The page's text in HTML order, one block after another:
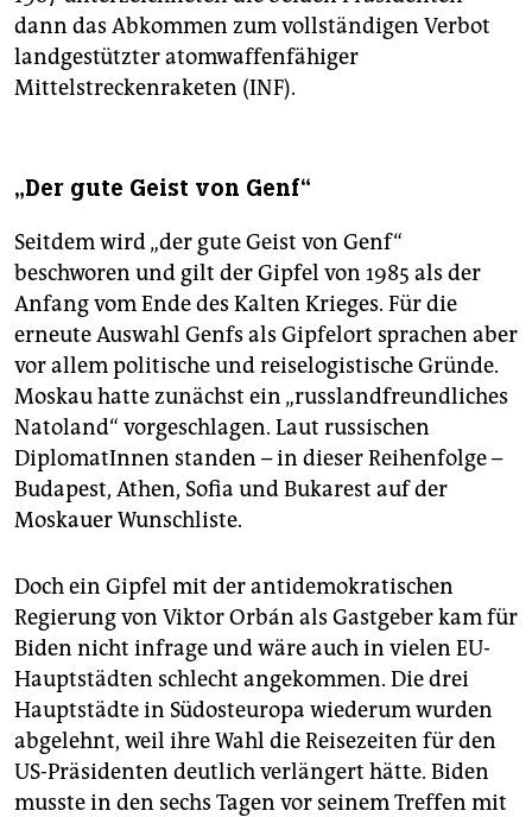
dann das Abkommen zum vollständigen Verbot
landgestützter atomwaffenfähiger
Mittelstreckenraketen (INF).
„Der gute Geist von Genf“
Seitdem wird „der gute Geist von Genf“
beschworen und gilt der Gipfel von 1985 als der
Anfang vom Ende des Kalten Krieges. Für die
erneute Auswahl Genfs als Gipfelort sprachen aber
vor allem politische und reiselogistische Gründe.
Moskau hatte zunächst ein „russlandfreundliches
Natoland“ vorgeschlagen. Laut russischen
DiplomatInnen standen – in dieser Reihenfolge –
Budapest, Athen, Sofia und Bukarest auf der
Moskauer Wunschliste.
Doch ein Gipfel mit der antidemokratischen
Regierung von Viktor Orbán als Gastgeber kam für
Biden nicht infrage und wäre auch in vielen EU-
Hauptstädten schlecht angekommen. Die drei
Hauptstädte in Südosteuropa wiederum wurden
abgelehnt, weil ihre Wahl die Reisezeiten für den
US-Präsidenten deutlich verlängert hätte. Biden
musste in den sechs Tagen vor seinem Treffen mit